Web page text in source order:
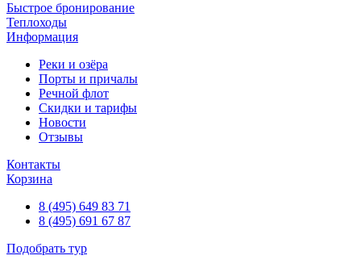
Быстрое бронирование
Теплоходы
Информация
Реки и озёра
Порты и причалы
Речной флот
Скидки и тарифы
Новости
Отзывы
Контакты
Корзина
8 (495) 649 83 71
8 (495) 691 67 87
Подобрать тур